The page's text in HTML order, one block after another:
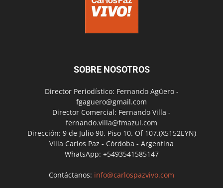
SOBRE NOSOTROS
Director Periodístico: Fernando Agüero -
fgaguero@gmail.com
Director Comercial: Fernando Villa -
fernando.villa@fmazul.com
Dirección: 9 de Julio 90. Piso 10. Of 107.(X5152EYN)
Villa Carlos Paz - Córdoba - Argentina
WhatsApp: +5493541585147
Contáctanos: info@carlospazvivo.com